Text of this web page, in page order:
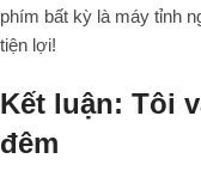
phím bất kỳ là máy tỉnh
tiện lợi!
Kết luận: Tôi
đêm